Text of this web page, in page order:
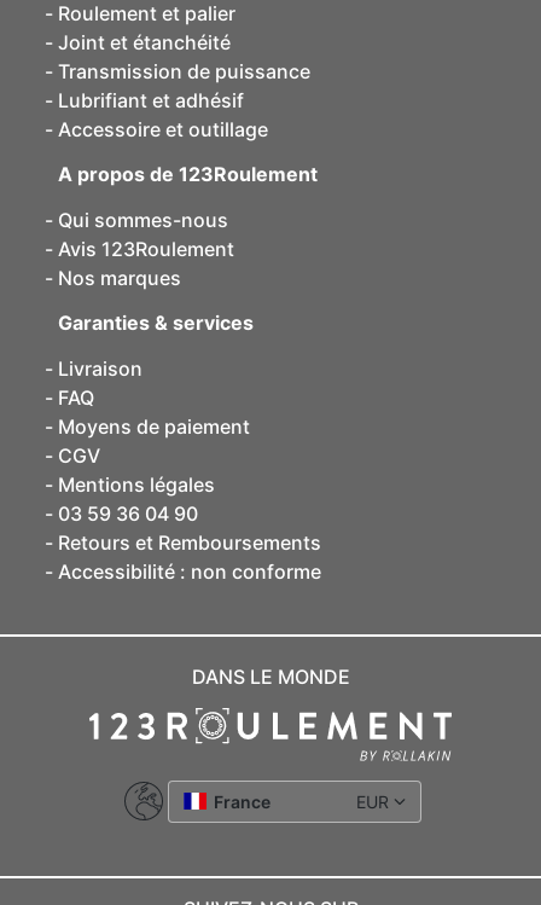
Roulement et palier
Joint et étanchéité
Transmission de puissance
Lubrifiant et adhésif
Accessoire et outillage
A propos de 123Roulement
Qui sommes-nous
Avis 123Roulement
Nos marques
Garanties & services
Livraison
FAQ
Moyens de paiement
CGV
Mentions légales
03 59 36 04 90
Retours et Remboursements
Accessibilité : non conforme
DANS LE MONDE
France EUR